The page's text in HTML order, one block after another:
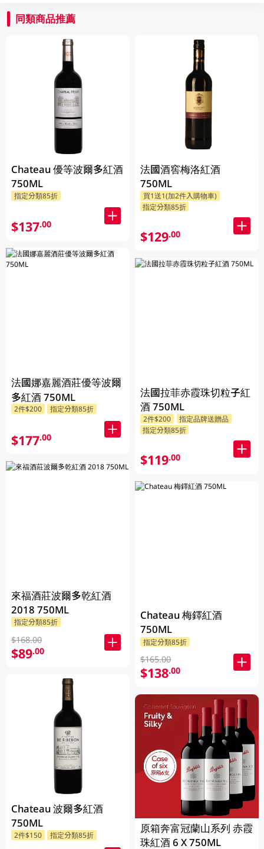
同類商品推薦
Chateau 優等波爾多紅酒
750ML
指定分類85折
$137.00
法國娜嘉麗酒莊優等波爾
多紅酒 750ML
2件$200 指定分類85折
$177.00
來福酒莊波爾多乾紅酒
2018 750ML
指定分類85折
$168.00
$89.00
Chateau 波爾多紅酒
750ML
2件$150 指定分類85折
法國酒窖梅洛紅酒
750ML
買1送1(加2件入購物車)
指定分類85折
$129.00
法國拉菲赤霞珠切粒子紅
酒 750ML
2件$200
指定品牌送贈品
指定分類85折
$119.00
Chateau 梅鐸紅酒
750ML
指定分類85折
$165.00
$138.00
原箱奔富冠蘭山系列 赤霞
珠紅酒 6 X 750ML